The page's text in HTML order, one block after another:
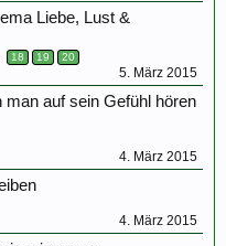
Liebe, Lust &
18 19 20
5. März 2015
man auf sein Gefühl hören
4. März 2015
4. März 2015